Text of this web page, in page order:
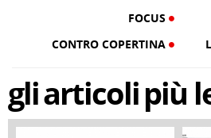
FOCUS
CONTRO COPERTINA
gliarticolipiù